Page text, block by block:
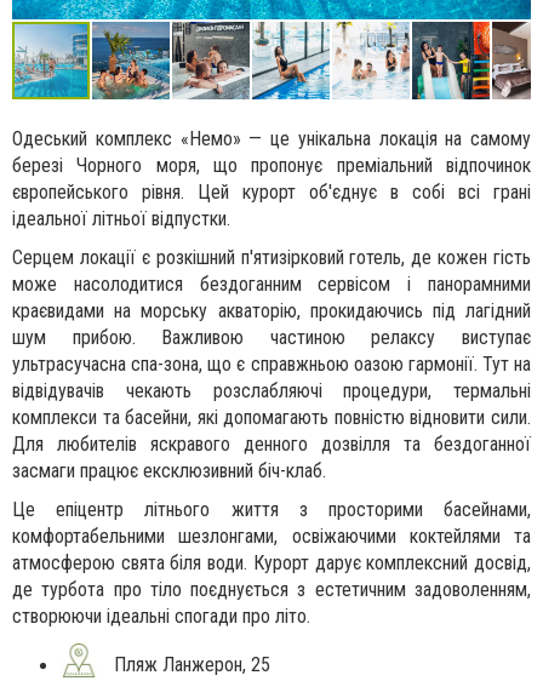
Одеський комплекс «Немо» — це унікальна локація на самому
березі Чорного моря, що пропонує преміальний відпочинок
європейського рівня. Цей курорт об'єднує в собі всі грані
ідеальної літньої відпустки.
Серцем локації є розкішний п'ятизірковий готель, де кожен гість
може насолодитися бездоганним сервісом і панорамними
краєвидами на морську акваторію, прокидаючись під лагідний
шум прибою. Важливою частиною релаксу виступає
ультрасучасна спа-зона, що є справжньою оазою гармонії. Тут на
відвідувачів чекають розслабляючі процедури, термальні
комплекси та басейни, які допомагають повністю відновити сили.
Для любителів яскравого денного дозвілля та бездоганної
засмаги працює ексклюзивний біч-клаб.
Це епіцентр літнього життя з просторими басейнами,
комфортабельними шезлонгами, освіжаючими коктейлями та
атмосферою свята біля води. Курорт дарує комплексний досвід,
де турбота про тіло поєднується з естетичним задоволенням,
створюючи ідеальні спогади про літо.
Пляж Ланжерон, 25